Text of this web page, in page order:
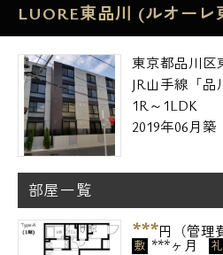
LUORE東品川 (ルオーレ
東京都品川区
JR山手線「品
1R～1LDK
2019年06月築
部屋一覧
***円（管理
敷 ***ヶ月 礼